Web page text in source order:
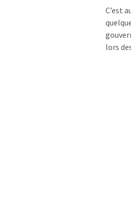
C’est
lors